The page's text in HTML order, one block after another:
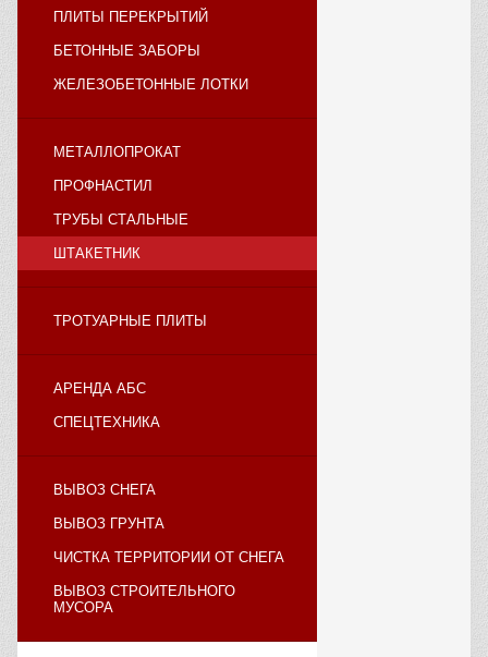
ПЛИТЫ ПЕРЕКРЫТИЙ
БЕТОННЫЕ ЗАБОРЫ
ЖЕЛЕЗОБЕТОННЫЕ ЛОТКИ
МЕТАЛЛОПРОКАТ
ПРОФНАСТИЛ
ТРУБЫ СТАЛЬНЫЕ
ШТАКЕТНИК
ТРОТУАРНЫЕ ПЛИТЫ
АРЕНДА АБС
СПЕЦТЕХНИКА
ВЫВОЗ СНЕГА
ВЫВОЗ ГРУНТА
ЧИСТКА ТЕРРИТОРИИ ОТ СНЕГА
ВЫВОЗ СТРОИТЕЛЬНОГО
МУСОРА